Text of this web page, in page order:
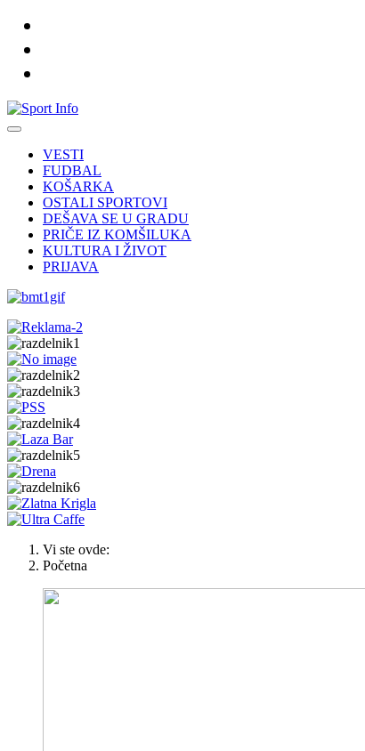
VESTI
FUDBAL
KOŠARKA
OSTALI SPORTOVI
DEŠAVA SE U GRADU
PRIČE IZ KOMŠILUKA
KULTURA I ŽIVOT
PRIJAVA
Vi ste ovde:
Početna